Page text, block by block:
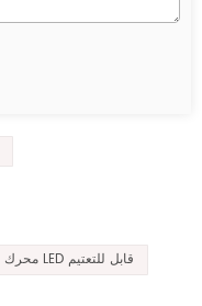
محرك LED قابل للتعتيم